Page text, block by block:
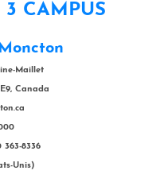
3 CAMPUS
Maillet
Canada
363-8336
Unis)